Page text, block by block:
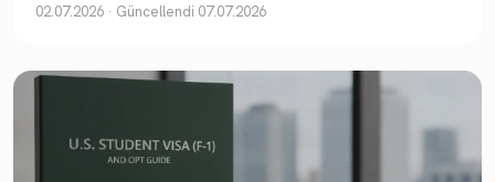
02.07.2026 · Güncellendi 07.07.2026